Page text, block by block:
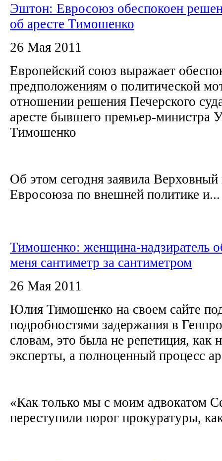
Эштон: Евросоюз обеспокоен
об аресте Тимошенко
26 Мая 2011
Европейский союз выражает
предположениям о политической
отношении решения Печерского
аресте бывшего премьер-
Тимошенко
Об этом сегодня заявила Верховный
Евросоюза по внешней политике и...
Тимошенко: женщина-надзиратель
меня сантиметр за сантиметром
26 Мая 2011
Юлия Тимошенко на своем сайте
подробностями задержания в
словам, это была не репетиция, как
эксперты, а полноценный процесс
«Как только мы с моим адвокатом
переступили порог прокуратуры,